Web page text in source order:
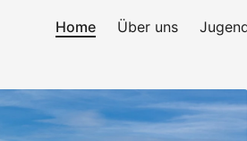
Home Über uns